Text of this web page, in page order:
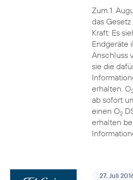
Zum 1.
das
Kraft: Es
Endgeräte
Anschluss
sie die
erhalten. O
ab sofort
einen O2
erhalten
27. Juli